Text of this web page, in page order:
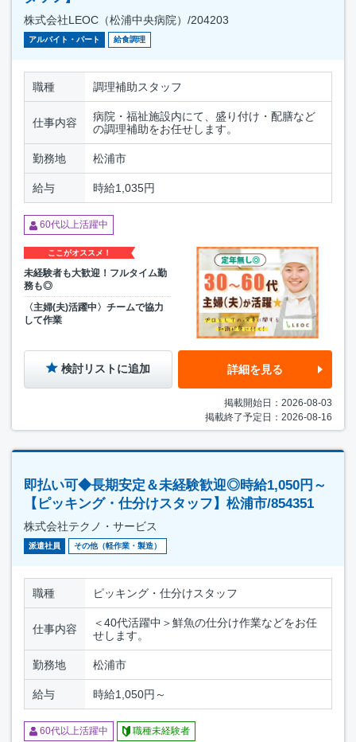
株式会社LEOC（松浦中央病院）/204203
アルバイト・パート 給食調理
職種 調理補助スタッフ
仕事内容
病院・福祉施設内にて、盛り付け・配膳など
の調理補助をお任せします。
勤務地 松浦市
給与 時給1,035円
60代以上活躍中
ここがオススメ！
未経験者も大歓迎！フルタイム勤
務も◎
〈主婦(夫)活躍中〉チームで協力
して作業
検討リストに追加 詳細を見る
掲載開始日：2026-08-03
掲載終了予定日：2026-08-16
即払い可◆長期安定＆未経験歓迎◎時給1,050円～
【ピッキング・仕分けスタッフ】松浦市/854351
株式会社テクノ・サービス
派遣社員 その他（軽作業・製造）
職種 ピッキング・仕分けスタッフ
仕事内容
＜40代活躍中＞鮮魚の仕分け作業などをお任
せします。
勤務地 松浦市
給与 時給1,050円～
60代以上活躍中 職種未経験者